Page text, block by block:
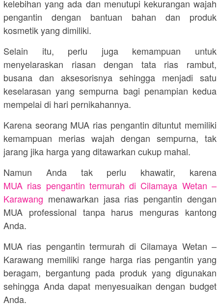
kelebihan yang ada dan menutupi kekurangan wajah
pengantin dengan bantuan bahan dan produk
kosmetik yang dimiliki.
Selain itu, perlu juga kemampuan untuk
menyelaraskan riasan dengan tata rias rambut,
busana dan aksesorisnya sehingga menjadi satu
keselarasan yang sempurna bagi penampian kedua
mempelai di hari pernikahannya.
Karena seorang MUA rias pengantin dituntut memiliki
kemampuan merias wajah dengan sempurna, tak
jarang jika harga yang ditawarkan cukup mahal.
Namun Anda tak perlu khawatir, karena
MUA rias pengantin termurah di Cilamaya Wetan –
Karawang menawarkan jasa rias pengantin dengan
MUA professional tanpa harus menguras kantong
Anda.
MUA rias pengantin termurah di Cilamaya Wetan –
Karawang memiliki range harga rias pengantin yang
beragam, bergantung pada produk yang digunakan
sehingga Anda dapat menyesuaikan dengan budget
Anda.